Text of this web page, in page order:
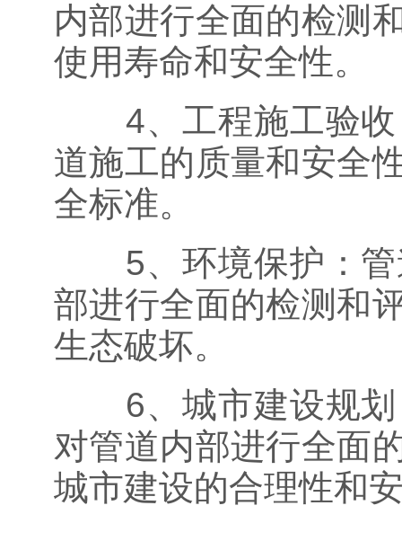
内部进行全面的检测
使用寿命和安全性。
4、工程施工验收
道施工的质量和安全
全标准。
5、环境保护：管
部进行全面的检测和
生态破坏。
6、城市建设规划
对管道内部进行全面
城市建设的合理性和